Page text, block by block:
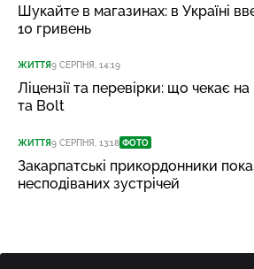
Шукайте в магазинах: в Україні
10 гривень
ЖИТТЯ9 СЕРПНЯ, 14:19
Ліцензії та перевірки: що чекає
та Bolt
ЖИТТЯ9 СЕРПНЯ, 13:18 ФОТО
Закарпатські прикордонники
несподіваних зустрічей